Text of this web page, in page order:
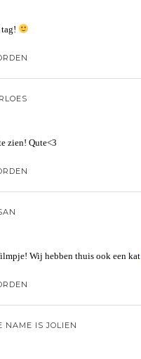
zien! Qute<3
Wij hebben thuis ook een kat
NAME IS JOLIEN